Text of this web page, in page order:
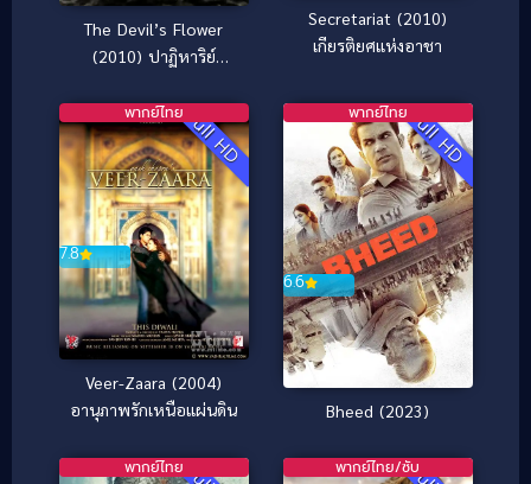
The Devil’s Flower
(2010) ปาฏิหาริย์
Secretariat (2010)
เกียรติยศแห่งอาชา
Full HD
7.8
พากย์ไทย
Veer-Zaara (2004)
อานุภาพรักเหนือแผ่นดิน
Full HD
6.6
พากย์ไทย
Bheed (2023)
พากย์ไทย พากย์ไทย/ซับ